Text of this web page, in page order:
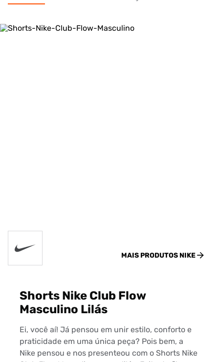
MAIS PRODUTOS NIKE
Shorts Nike Club Flow
Masculino Lilás
Ei, você aí! Já pensou em unir estilo, conforto e
praticidade em uma única peça? Pois bem, a
Nike pensou e nos presenteou com o Shorts Nike